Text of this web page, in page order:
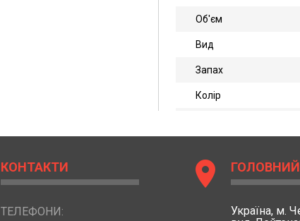
Об'єм
Вид
Запах
Колір
КОНТАКТИ
ТЕЛЕФОНИ:
location_on
Україна, м.